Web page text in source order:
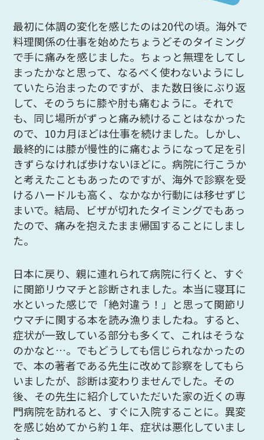
最初に体調の変化を感じたのは20代の頃。海外で
料理関係の仕事を始めたちょうどそのタイミング
で手に痛みを感じました。ちょっと無理をしてし
まったかなと思って、なるべく使わないようにし
ていたら治まったのですが、また数日後にぶり返
して、そのうちに膝や肘も痛むように。それで
も、同じ場所がずっと痛み続けることはなかった
ので、10カ月ほどは仕事を続けました。しかし、
最終的には膝が慢性的に痛むようになって足を引
きずらなければ歩けないほどに。病院に行こうか
と考えたこともあったのですが、海外で診察を受
けるハードルも高く、なかなか行動には移せずじ
まいで。結局、ビザが切れたタイミングでもあっ
たので、痛みを抱えたまま帰国することにしまし
た。
日本に戻り、親に連れられて病院に行くと、すぐ
に関節リウマチと診断されました。本当に寝耳に
水といった感じで「絶対違う！」と思って関節リ
ウマチに関する本を読み漁りましたね。すると、
症状が一致している部分も多くて、これはそうな
のかなと…。でもどうしても信じられなかったの
で、本の著者である先生に改めて診察をしてもら
いましたが、診断は変わりませんでした。その
後、その先生に紹介していただいた家の近くの専
門病院を訪れると、すぐに入院することに。異変
を感じ始めてから約１年、症状は悪化していまし